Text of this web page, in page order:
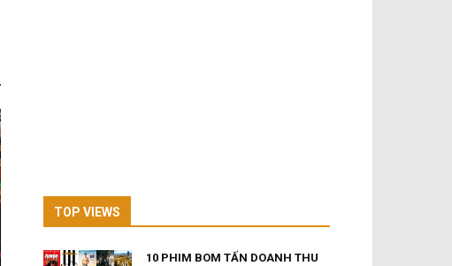
TOP VIEWS
10 PHIM BOM TẤN DOANH THU